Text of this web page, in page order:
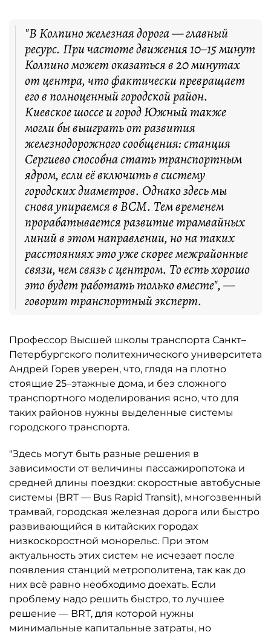
"В Колпино железная дорога — главный
ресурс. При частоте движения 10–15 минут
Колпино может оказаться в 20 минутах
от центра, что фактически превращает
его в полноценный городской район.
Киевское шоссе и город Южный также
могли бы выиграть от развития
железнодорожного сообщения: станция
Сергиево способна стать транспортным
ядром, если её включить в систему
городских диаметров. Однако здесь мы
снова упираемся в ВСМ. Тем временем
прорабатывается развитие трамвайных
линий в этом направлении, но на таких
расстояниях это уже скорее межрайонные
связи, чем связь с центром. То есть хорошо
это будет работать только вместе", —
говорит транспортный эксперт.
Профессор Высшей школы транспорта Санкт–
Петербургского политехнического университета
Андрей Горев уверен, что, глядя на плотно
стоящие 25–этажные дома, и без сложного
транспортного моделирования ясно, что для
таких районов нужны выделенные системы
городского транспорта.
"Здесь могут быть разные решения в
зависимости от величины пассажиропотока и
средней длины поездки: скоростные автобусные
системы (BRT — Bus Rapid Transit), многозвенный
трамвай, городская железная дорога или быстро
развивающийся в китайских городах
низкоскоростной монорельс. При этом
актуальность этих систем не исчезает после
появления станций метрополитена, так как до
них всё равно необходимо доехать. Если
проблему надо решить быстро, то лучшее
решение — BRT, для которой нужны
минимальные капитальные затраты, но